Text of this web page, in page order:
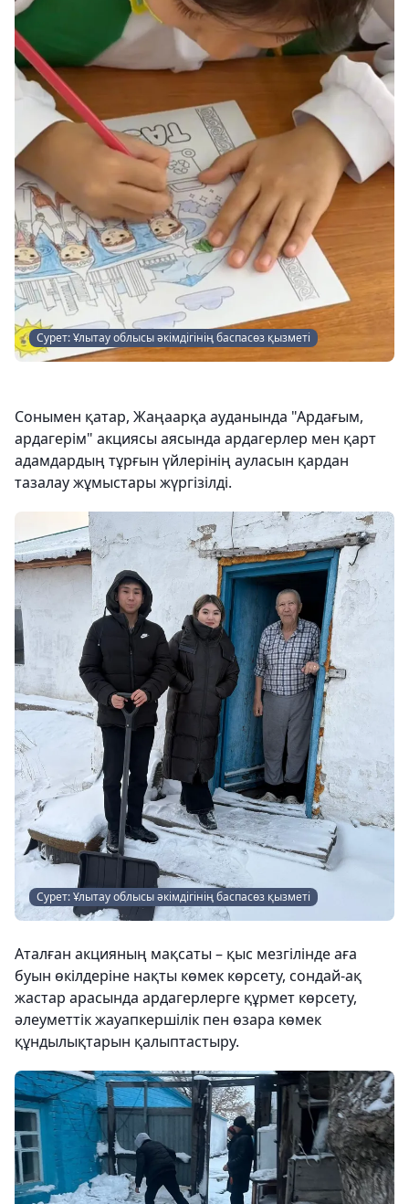
Сурет: Ұлытау облысы әкімдігінің баспасөз қызметі
Сонымен қатар, Жаңаарқа ауданында "Ардағым,
ардагерім" акциясы аясында ардагерлер мен қарт
адамдардың тұрғын үйлерінің ауласын қардан
тазалау жұмыстары жүргізілді.
Сурет: Ұлытау облысы әкімдігінің баспасөз қызметі
Аталған акцияның мақсаты – қыс мезгілінде аға
буын өкілдеріне нақты көмек көрсету, сондай-ақ
жастар арасында ардагерлерге құрмет көрсету,
әлеуметтік жауапкершілік пен өзара көмек
құндылықтарын қалыптастыру.